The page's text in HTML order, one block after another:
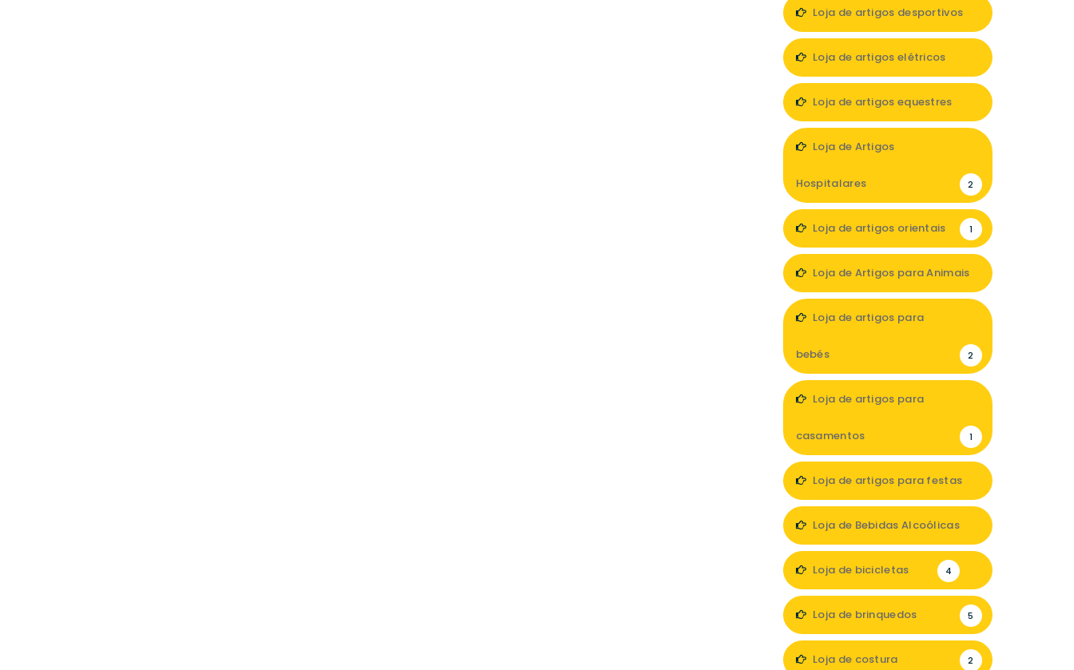
Loja de artigos desportivos
Loja de artigos elétricos
Loja de artigos equestres
Loja de Artigos
Hospitalares 2
Loja de artigos orientais 1
Loja de Artigos para Animais
Loja de artigos para
bebés 2
Loja de artigos para
casamentos 1
Loja de artigos para festas
Loja de Bebidas Alcoólicas
Loja de bicicletas 4
Loja de brinquedos 5
Loja de costura 2